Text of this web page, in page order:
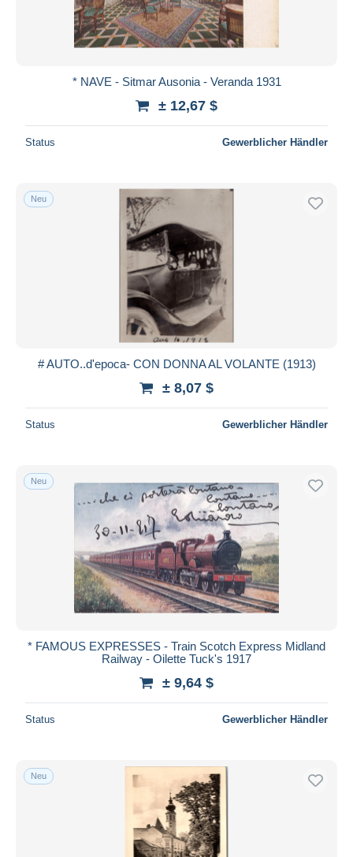
* NAVE - Sitmar Ausonia - Veranda 1931
± 12,67 $
Status Gewerblicher Händler
Neu
# AUTO..d'epoca- CON DONNA AL VOLANTE (1913)
± 8,07 $
Status Gewerblicher Händler
Neu
* FAMOUS EXPRESSES - Train Scotch Express Midland
Railway - Oilette Tuck's 1917
± 9,64 $
Status Gewerblicher Händler
Neu